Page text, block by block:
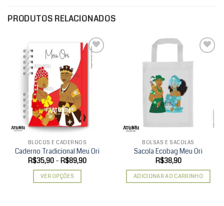
PRODUTOS RELACIONADOS
BLOCOS E CADERNOS
Caderno Tradicional Meu Ori
R$35,90 – R$89,90Faixa
VER OPÇÕES
BOLSAS E SACOLAS
Sacola Ecobag Meu Ori
R$38,90
ADICIONAR AO CARRINHO